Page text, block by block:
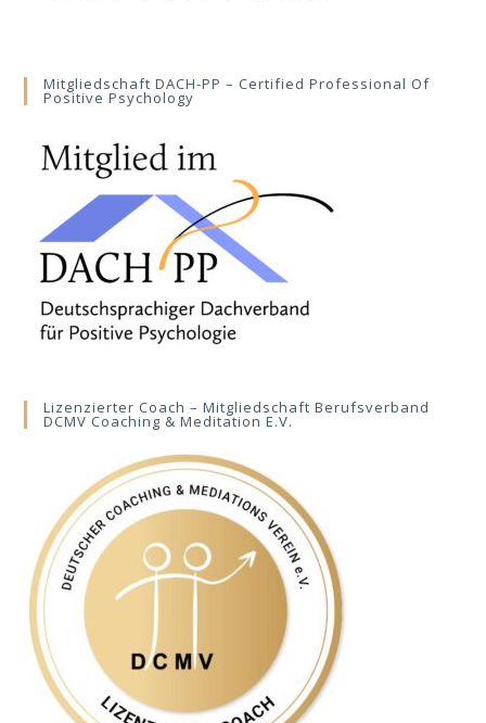
Mitgliedschaft DACH-PP – Certified Professional Of
Positive Psychology
Lizenzierter Coach – Mitgliedschaft Berufsverband
DCMV Coaching & Meditation E.V.